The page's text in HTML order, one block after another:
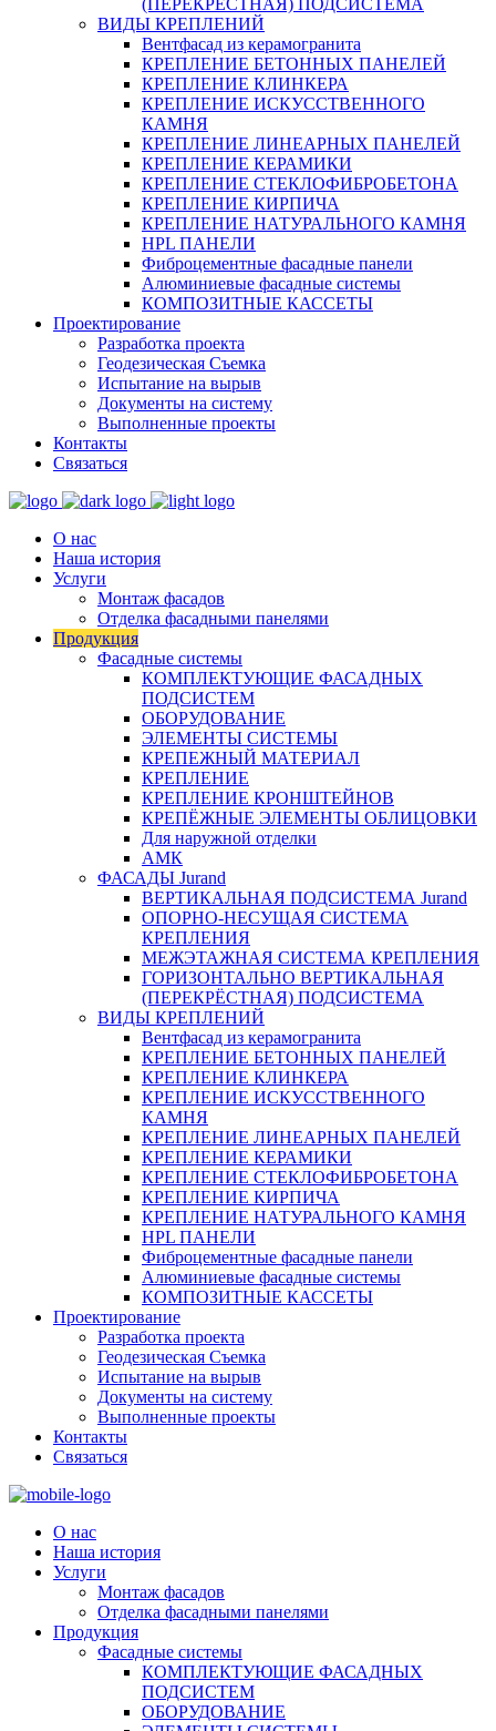
ВИДЫ КРЕПЛЕНИЙ
Вентфасад из керамогранита
КРЕПЛЕНИЕ БЕТОННЫХ ПАНЕЛЕЙ
КРЕПЛЕНИЕ КЛИНКЕРА
КРЕПЛЕНИЕ ИСКУССТВЕННОГО
КАМНЯ
КРЕПЛЕНИЕ ЛИНЕАРНЫХ ПАНЕЛЕЙ
КРЕПЛЕНИЕ КЕРАМИКИ
КРЕПЛЕНИЕ СТЕКЛОФИБРОБЕТОНА
КРЕПЛЕНИЕ КИРПИЧА
КРЕПЛЕНИЕ НАТУРАЛЬНОГО КАМНЯ
HPL ПАНЕЛИ
Фиброцементные фасадные панели
Алюминиевые фасадные системы
КОМПОЗИТНЫЕ КАССЕТЫ
Проектирование
Разработка проекта
Геодезическая Съемка
Испытание на вырыв
Документы на систему
Выполненные проекты
Контакты
Связаться
О нас
Наша история
Услуги
Монтаж фасадов
Отделка фасадными панелями
Продукция
Фасадные системы
КОМПЛЕКТУЮЩИЕ ФАСАДНЫХ
ПОДСИСТЕМ
ОБОРУДОВАНИЕ
ЭЛЕМЕНТЫ СИСТЕМЫ
КРЕПЕЖНЫЙ МАТЕРИАЛ
КРЕПЛЕНИЕ
КРЕПЛЕНИЕ КРОНШТЕЙНОВ
КРЕПЁЖНЫЕ ЭЛЕМЕНТЫ ОБЛИЦОВКИ
Для наружной отделки
АМК
ФАСАДЫ Jurand
ВЕРТИКАЛЬНАЯ ПОДСИСТЕМА Jurand
ОПОРНО-НЕСУЩАЯ СИСТЕМА
КРЕПЛЕНИЯ
МЕЖЭТАЖНАЯ СИСТЕМА КРЕПЛЕНИЯ
ГОРИЗОНТАЛЬНО ВЕРТИКАЛЬНАЯ
(ПЕРЕКРЁСТНАЯ) ПОДСИСТЕМА
ВИДЫ КРЕПЛЕНИЙ
Вентфасад из керамогранита
КРЕПЛЕНИЕ БЕТОННЫХ ПАНЕЛЕЙ
КРЕПЛЕНИЕ КЛИНКЕРА
КРЕПЛЕНИЕ ИСКУССТВЕННОГО
КАМНЯ
КРЕПЛЕНИЕ ЛИНЕАРНЫХ ПАНЕЛЕЙ
КРЕПЛЕНИЕ КЕРАМИКИ
КРЕПЛЕНИЕ СТЕКЛОФИБРОБЕТОНА
КРЕПЛЕНИЕ КИРПИЧА
КРЕПЛЕНИЕ НАТУРАЛЬНОГО КАМНЯ
HPL ПАНЕЛИ
Фиброцементные фасадные панели
Алюминиевые фасадные системы
КОМПОЗИТНЫЕ КАССЕТЫ
Проектирование
Разработка проекта
Геодезическая Съемка
Испытание на вырыв
Документы на систему
Выполненные проекты
Контакты
Связаться
О нас
Наша история
Услуги
Монтаж фасадов
Отделка фасадными панелями
Продукция
Фасадные системы
КОМПЛЕКТУЮЩИЕ ФАСАДНЫХ
ПОДСИСТЕМ
ОБОРУДОВАНИЕ